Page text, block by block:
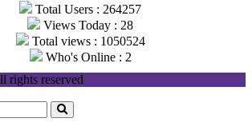
Total Users : 264257
Views Today : 28
Total views : 1050524
Who's Online : 2
rights reserved